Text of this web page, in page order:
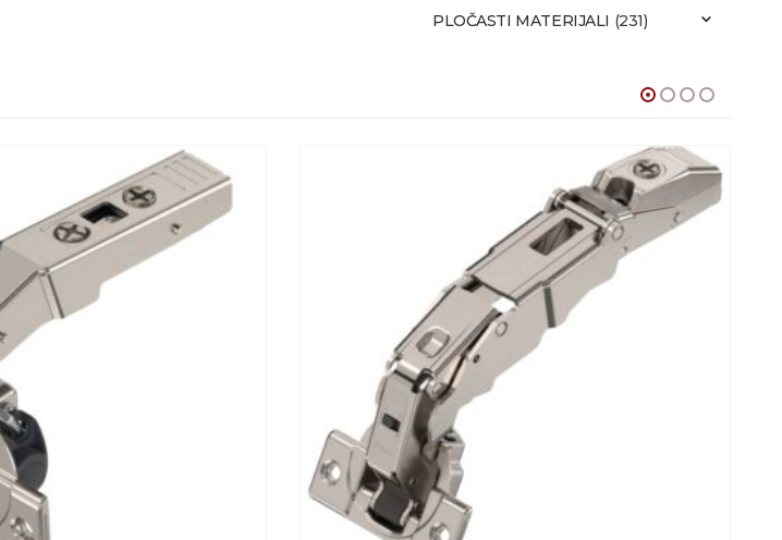
PLOČASTI MATERIJALI (231)